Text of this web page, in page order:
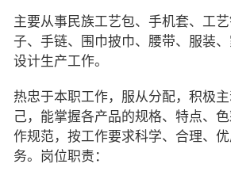
主要从事民族工艺包、手机套、工
子、手链、围巾披巾、腰带、服装
设计生产工作。
热忠于本职工作，服从分配，积极
己，能掌握各产品的规格、特点、
作规范，按工作要求科学、合理、
务。岗位职责：